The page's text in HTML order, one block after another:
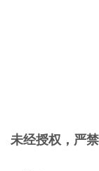
未经授权，严